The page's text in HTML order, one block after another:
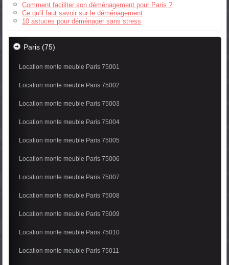
Comment faciliter son déménagement pour Paris ?
Ce qu'il faut savoir sur le déménagement
10 astuces pour déménager sans stress
Paris (75)
Location monte meuble Paris 75001
Location monte meuble Paris 75002
Location monte meuble Paris 75003
Location monte meuble Paris 75004
Location monte meuble Paris 75005
Location monte meuble Paris 75006
Location monte meuble Paris 75007
Location monte meuble Paris 75008
Location monte meuble Paris 75009
Location monte meuble Paris 75010
Location monte meuble Paris 75011